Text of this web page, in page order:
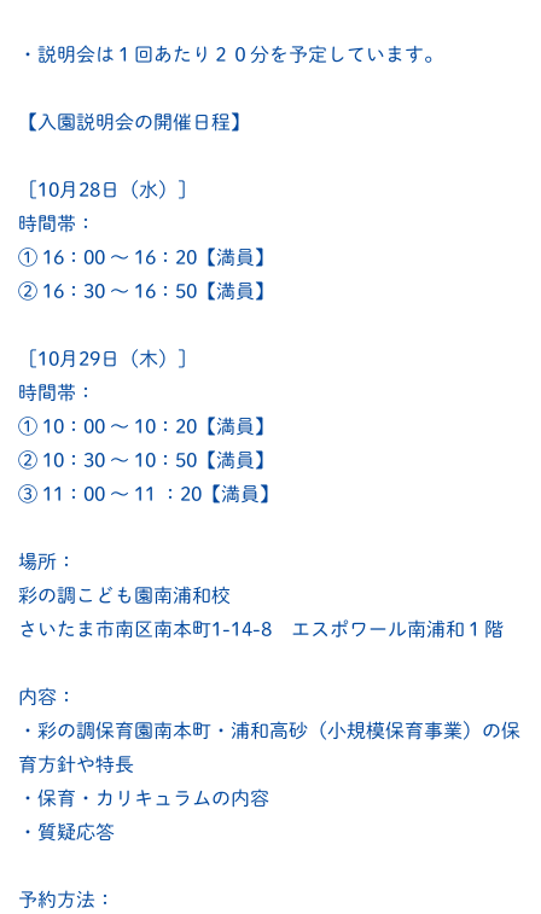
・説明会は１回あたり２０分を予定しています。
【入園説明会の開催日程】
［10月28日（水）］
時間帯：
① 16：00 〜 16：20【満員】
② 16：30 〜 16：50【満員】
［10月29日（木）］
時間帯：
① 10：00 〜 10：20【満員】
② 10：30 〜 10：50【満員】
③ 11：00 〜 11 ：20【満員】
場所：
彩の調こども園南浦和校
さいたま市南区南本町1-14-8 エスポワール南浦和１階
内容：
・彩の調保育園南本町・浦和高砂（小規模保育事業）の保
育方針や特長
・保育・カリキュラムの内容
・質疑応答
予約方法：